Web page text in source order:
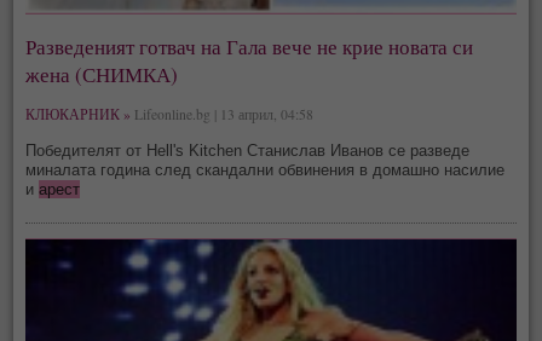
Разведеният готвач на Гала вече не крие новата си
жена (СНИМКА)
КЛЮКАРНИК » Lifeonline.bg | 13 април, 04:58
Победителят от Hell's Kitchen Станислав Иванов се разведе
миналата година след скандални обвинения в домашно насилие
иарест